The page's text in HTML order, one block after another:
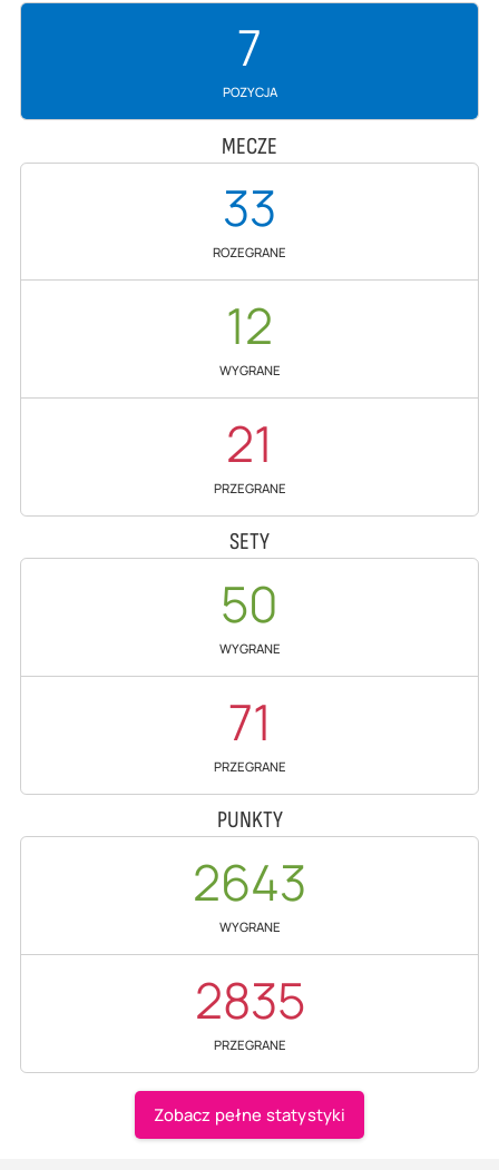
7
POZYCJA
MECZE
33
ROZEGRANE
12
WYGRANE
21
PRZEGRANE
SETY
50
WYGRANE
71
PRZEGRANE
PUNKTY
2643
WYGRANE
2835
PRZEGRANE
Zobacz pełne statystyki